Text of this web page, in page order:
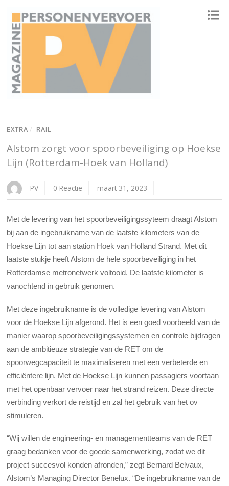
EXTRA / RAIL
Alstom zorgt voor spoorbeveiliging op Hoekse
Lijn (Rotterdam-Hoek van Holland)
PV 0 Reactie maart 31, 2023
Met de levering van het spoorbeveiligingssyteem draagt Alstom
bij aan de ingebruikname van de laatste kilometers van de
Hoekse Lijn tot aan station Hoek van Holland Strand. Met dit
laatste stukje heeft Alstom de hele spoorbeveiliging in het
Rotterdamse metronetwerk voltooid. De laatste kilometer is
vanochtend in gebruik genomen.
Met deze ingebruikname is de volledige levering van Alstom
voor de Hoekse Lijn afgerond. Het is een goed voorbeeld van de
manier waarop spoorbeveiligingssystemen en controle bijdragen
aan de ambitieuze strategie van de RET om de
spoorwegcapaciteit te maximaliseren met een verbeterde en
efficiëntere lijn. Met de Hoekse Lijn kunnen passagiers voortaan
met het openbaar vervoer naar het strand reizen. Deze directe
verbinding verkort de reistijd en zal het gebruik van het ov
stimuleren.
“Wij willen de engineering- en managementteams van de RET
graag bedanken voor de goede samenwerking, zodat we dit
project succesvol konden afronden,” zegt Bernard Belvaux,
Alstom’s Managing Director Benelux. “De ingebruikname van de